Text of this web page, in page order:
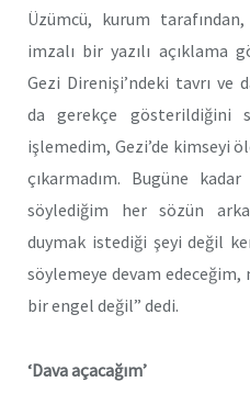
Üzümcü, kurum
imzalı bir yazılı açıklama
Gezi Direnişi’ndeki tavrı ve
da gerekçe gösterildiğini
işlemedim, Gezi’de kimseyi
çıkarmadım. Bugüne
söylediğim her sözün
duymak istediği şeyi değil
söylemeye devam
bir engel değil” dedi.
‘Dava açacağım’